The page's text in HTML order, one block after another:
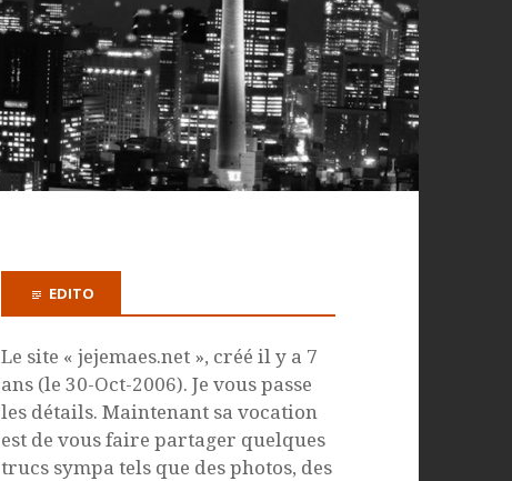
EDITO
Le site « jejemaes.net », créé il y a 7
ans (le 30-Oct-2006). Je vous passe
les détails. Maintenant sa vocation
est de vous faire partager quelques
trucs sympa tels que des photos, des